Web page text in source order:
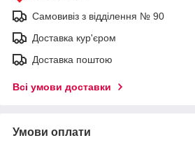
Самовивіз з відділення № 90
Доставка кур'єром
Доставка поштою
Всі умови доставки
Умови оплати